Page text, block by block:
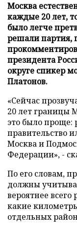
Москва
каждые 20 лет,
было легче
решали партия,
президента
округе спикер
Платонов.
«Сейчас
20 лет границы
это было
правительство
Москва и
Федерации», -
По его словам,
должны
вероятнее
какие
отдельных